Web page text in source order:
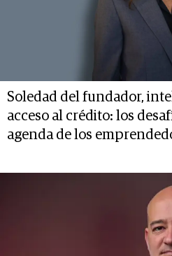
Soledad del fundador,
acceso al crédito: los
agenda de los